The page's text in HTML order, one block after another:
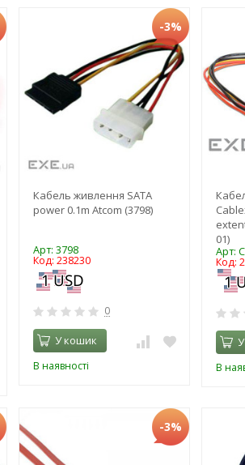
-3%
Кабель живлення SATA
power 0.1m Atcom (3798)
Арт: 3798
Код: 238230
0
У кошик
В наявності
01)
Арт:
Код:
В
-3%